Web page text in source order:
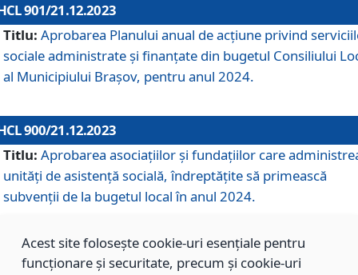
901/21.12.2023
Titlu: Aprobarea Planului anual de acțiune privind
sociale administrate și finanțate din bugetul Consiliului
al Municipiului Brașov, pentru anul 2024.
900/21.12.2023
Titlu: Aprobarea asociațiilor şi fundațiilor care
unități de asistenţă socială, îndreptăţite să primească
subvenţii de la bugetul local în anul 2024.
899/21.12.2023
Acest site folosește cookie-uri esențiale pentru
funcționare și securitate, precum și cookie-uri